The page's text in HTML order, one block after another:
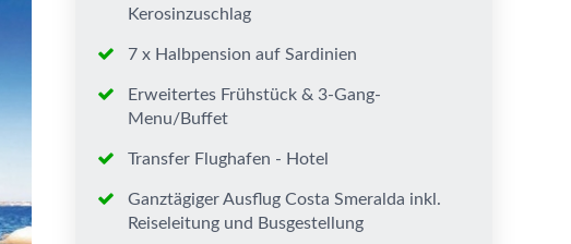
Kerosinzuschlag
7 x Halbpension auf Sardinien
Erweitertes Frühstück & 3-Gang-
Menu/Buffet
Transfer Flughafen - Hotel
Ganztägiger Ausflug Costa Smeralda inkl.
Reiseleitung und Busgestellung